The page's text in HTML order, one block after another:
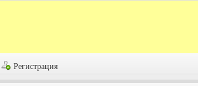
Регистрация